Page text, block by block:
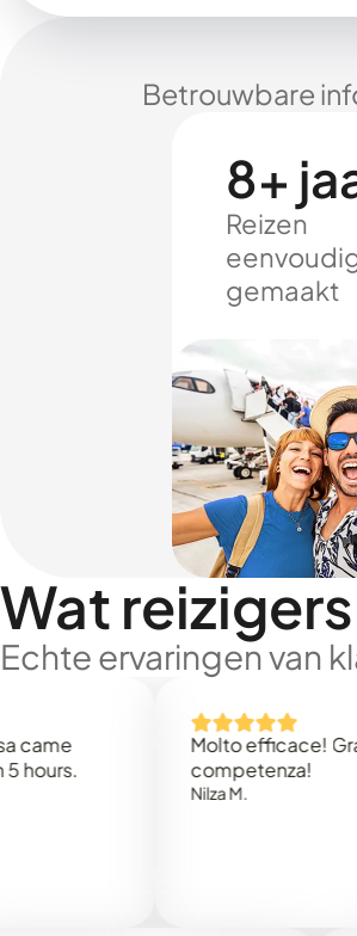
Betrouwbare
8+
Reizen
gemaakt
Wat
Echte ervaringen van
Molto efficace! Grazie
competenza!